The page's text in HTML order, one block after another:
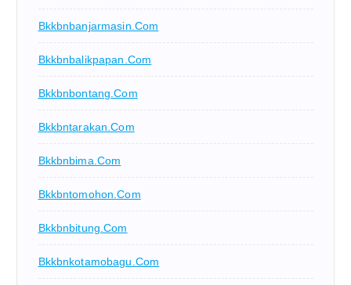
Bkkbnbanjarmasin.com
Bkkbnbalikpapan.com
Bkkbnbontang.com
Bkkbntarakan.com
Bkkbnbima.com
Bkkbntomohon.com
Bkkbnbitung.com
Bkkbnkotamobagu.com